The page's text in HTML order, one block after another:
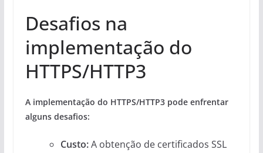
Desafios na
implementação do
HTTPS/HTTP3
A implementação do HTTPS/HTTP3 pode enfrentar
alguns desafios:
Custo:A obtenção de certificados SSL